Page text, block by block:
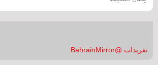
تغريدات @BahrainMirror